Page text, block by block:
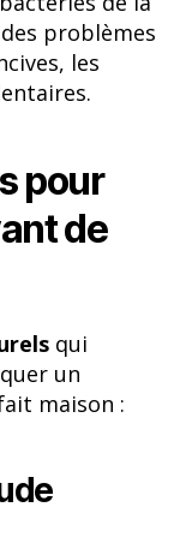
problèmes
les
pour
de
qui
un
maison :